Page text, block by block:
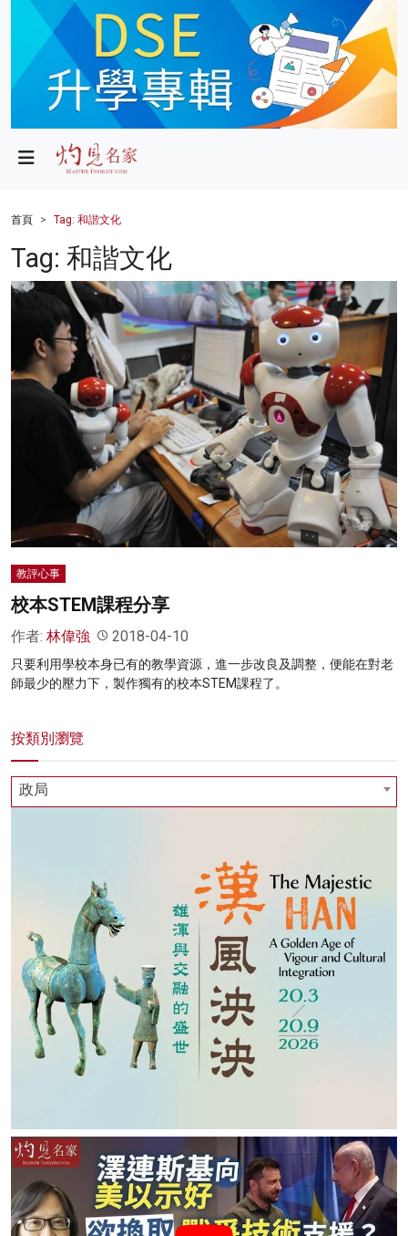
政局
財經
健康
商業
科技
影片
名家榜
灼見活動
關於我們
首頁 Tag: 和諧文化
Tag: 和諧文化
教評心事
校本STEM課程分享
作者: 林偉強 2018-04-10
只要利用學校本身已有的教學資源，進一步改良及調整，便能在對老
師最少的壓力下，製作獨有的校本STEM課程了。
按類別瀏覽
政局